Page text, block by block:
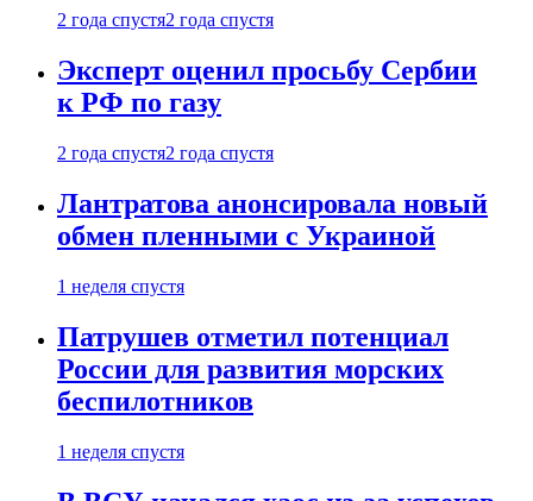
2 года спустя2 года спустя
Эксперт оценил просьбу Сербии
к РФ по газу
2 года спустя2 года спустя
Лантратова анонсировала новый
обмен пленными с Украиной
1 неделя спустя
Патрушев отметил потенциал
России для развития морских
беспилотников
1 неделя спустя